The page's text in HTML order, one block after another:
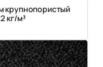
крупнопористый
кг/м³